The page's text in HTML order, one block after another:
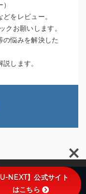
をレビュー。
クお願いします。
の悩みを解決した
します。
rights reserved.
U-NEXT】公式サイト
はこちら